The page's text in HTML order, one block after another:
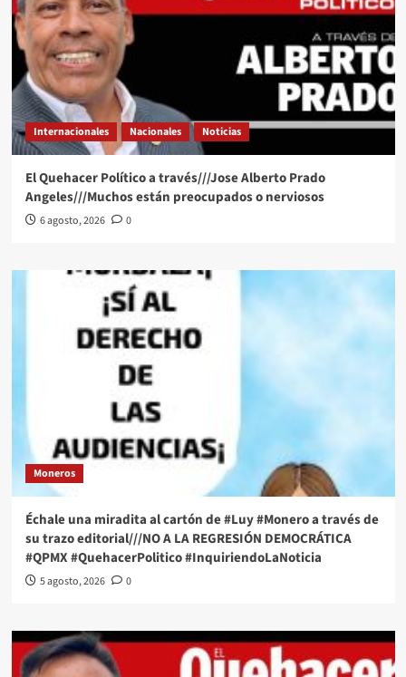
Internacionales Nacionales Noticias
El Quehacer Político a través///Jose Alberto Prado
Angeles///Muchos están preocupados o nerviosos
6 agosto, 2026 0
Moneros
Échale una miradita al cartón de #Luy #Monero a través de
su trazo editorial///NO A LA REGRESIÓN DEMOCRÁTICA
#QPMX #QuehacerPolitico #InquiriendoLaNoticia
5 agosto, 2026 0